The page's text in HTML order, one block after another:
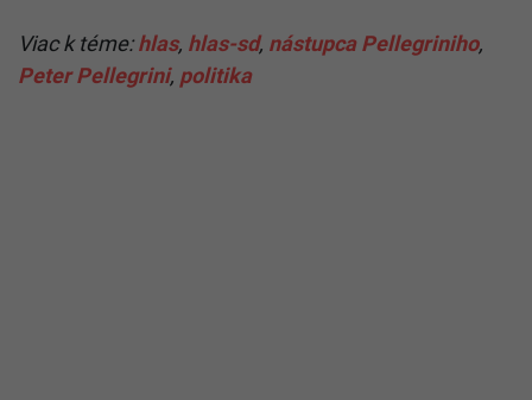
Viac k téme:hlas, hlas-sd, nástupca Pellegriniho,
Peter Pellegrini, politika